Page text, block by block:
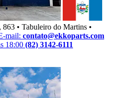
• Tabuleiro do Martins •
mail: contato@ekkoparts.com
18:00 (82) 3142-6111